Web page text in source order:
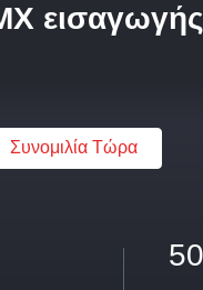
εισαγωγής
Συνομιλία Τώρα